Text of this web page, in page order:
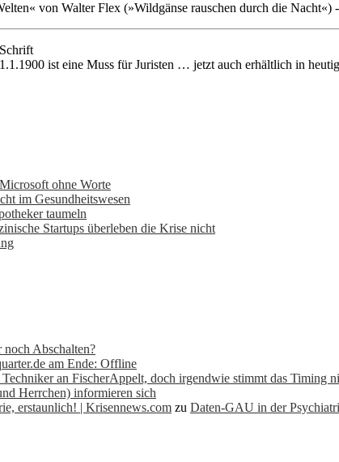
von Walter Flex (»Wildgänse rauschen durch die
ist eine Muss für Juristen … jetzt auch erhältlich in
ohne Worte
im Gesundheitswesen
taumeln
Startups überleben die Krise nicht
Abschalten?
am Ende: Offline
Techniker an FischerAppelt, doch irgendwie stimmt das Timing
Herrchen) informieren sich
erstaunlich! | Krisennews.com zu Daten-GAU in der